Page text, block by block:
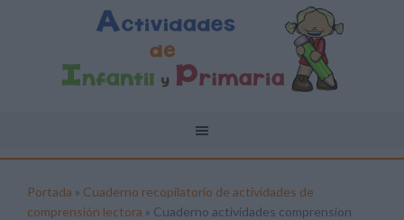
Portada » Cuaderno recopilatorio de actividades de
comprensión lectora » Cuaderno actividades comprension